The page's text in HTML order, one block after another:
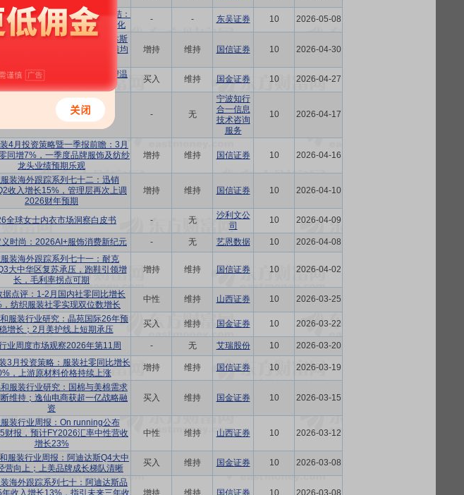
2025年报及2026年一季报总结：
牌服饰业绩改善，上游表现分化
- - 东吴证券 10 2026-05-08
装海外跟踪系列七十三：阿迪达斯
收入增长14%，所有区域和渠道均
增持 维持 国信证券 10 2026-04-30
产业行业研究：内棉价格有望温
上行；水羊高端化成效显著
买入 维持 国金证券 10 2026-04-27
儿童服饰品类 - 无
宁波知行
合一信息
技术咨询
服务
10 2026-04-17
4月投资策略暨一季报前瞻：3月
同增7%，一季度品牌服饰及纺纱
龙头业绩预期乐观
增持 维持 国信证券 10 2026-04-16
装海外跟踪系列七十二：迅销
收入增长15%，管理层再次上调
2026财年预期
增持 维持 国信证券 10 2026-04-10
全球女士内衣市场洞察白皮书 - 无
沙利文公
司
10 2026-04-09
时尚：2026AI+服饰消费新纪元 - 无 艺恩数据 10 2026-04-08
装海外跟踪系列七十一：耐克
大中华区复苏承压，跑鞋引领增
长，毛利率拐点可期
增持 维持 国信证券 10 2026-04-02
据点评：1-2月国内社零同比增长
纺织服装社零实现双位数增长
中性 维持 山西证券 10 2026-03-25
服装行业研究：晶苑国际26年预
增长；2月美护线上短期承压
买入 维持 国金证券 10 2026-03-22
业周度市场观察2026年第11周 - 无 艾瑞股份 10 2026-03-20
3月投资策略：服装社零同比增长
，上游原材料价格持续上涨
增持 维持 国信证券 10 2026-03-19
服装行业研究：国棉与美棉需求
维持；逸仙电商获超一亿战略融
资
买入 维持 国金证券 10 2026-03-15
装行业周报：On running公布
财报，预计FY2026汇率中性营收
增长23%
中性 维持 山西证券 10 2026-03-12
服装行业周报：阿迪达斯Q4大中
营向上；上美品牌成长梯队清晰
买入 维持 国金证券 10 2026-03-08
海外跟踪系列七十：阿迪达斯品
年收入增长13%，指引未来三年收
增持 维持 国信证券 10 2026-03-08